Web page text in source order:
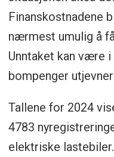
Finanskostnadene
nærmest umulig å
Unntaket kan være
bompenger
Tallene for 2024
4783
elektriske